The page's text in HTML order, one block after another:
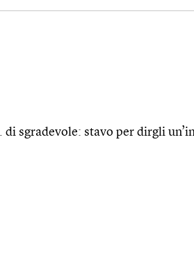
sgradevole: stavo per dirgli